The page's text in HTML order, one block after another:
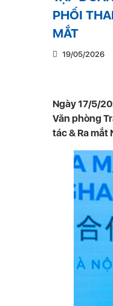
PHỐI
MẮT
19/05/2026
Ngày 17/5/
Văn phòng
tác & Ra